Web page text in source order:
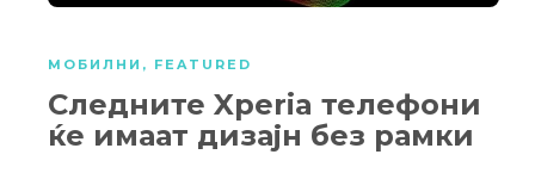
МОБИЛНИ , FEATURED
Следните Xperia телефони
ќе имаат дизајн без рамки